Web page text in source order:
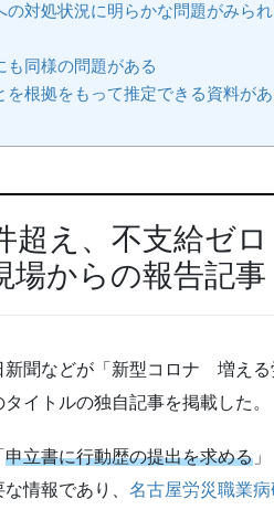
対処状況に明らかな問題がみら
同様の問題がある
根拠をもって推定できる資料があ
超え、不支給ゼロ
場からの報告記事
新聞などが「新型コロナ 増え
イトルの独自記事を掲載した。
申立書に行動歴の提出を求める
情報であり、 名古屋労災職業病